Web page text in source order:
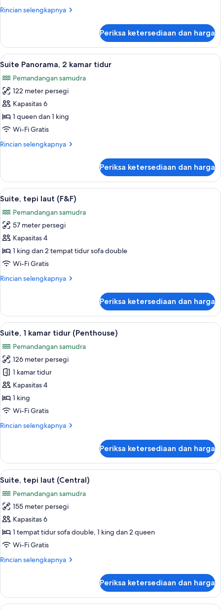
Rincian selengkapnya
Rincian
F&F
Sundeck
Suite
Periksa ketersediaan dan harga
Lihat
semua
foto
untuk
Suite
Panorama,
2
tidur
16
Suite Panorama, 2 kamar tidur
Pemandangan samudra
122 meter persegi
Kapasitas 6
1 queen dan 1 king
Wi-Fi Gratis
Rincian selengkapnya
Rincian
Suite
Panorama,
2
tidur
Periksa ketersediaan dan harga
Lihat
semua
foto
untuk
Suite,
tepi
laut
Suite, tepi laut (F&F) | Pemandangan
11
Suite, tepi laut (F&F)
Pemandangan samudra
57 meter persegi
Kapasitas 4
1 king dan 2 tempat tidur sofa double
Wi-Fi Gratis
Rincian selengkapnya
Rincian
Suite,
tepi
laut
Periksa ketersediaan dan harga
Lihat
semua
foto
untuk
Suite,
1
kamar
tidur
Suite, 1 kamar tidur (Penthouse) |
13
Suite, 1 kamar tidur (Penthouse)
Pemandangan samudra
126 meter persegi
1 kamar tidur
Kapasitas 4
1 king
Wi-Fi Gratis
Rincian selengkapnya
Rincian
Suite,
kamar
(Penthouse)
Periksa ketersediaan dan harga
Lihat
semua
foto
untuk
Suite,
tepi
laut
Suite, tepi laut (Central) | Minibar
11
Suite, tepi laut (Central)
Pemandangan samudra
155 meter persegi
Kapasitas 6
1 tempat tidur sofa double, 1 king dan 2 queen
Wi-Fi Gratis
Rincian selengkapnya
Rincian
Suite,
tepi
Periksa ketersediaan dan harga
Suite, 2 kamar tidur, tepi laut (Gala)